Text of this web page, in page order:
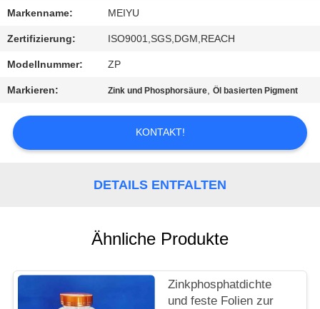
KONTAKT
MIT
UNS
UM
EIN
ANGEBOT
PRIVACY
POLICY
Markenname: MEIYU
Zertifizierung: ISO9001,SGS,DGM,REACH
Modellnummer: ZP
Markieren: Zink und Phosphorsäure,Öl basierten Pigment
KONTAKT!
DETAILS ENTFALTEN
Ähnliche Produkte
Zinkphosphatdichte
und feste Folien zur